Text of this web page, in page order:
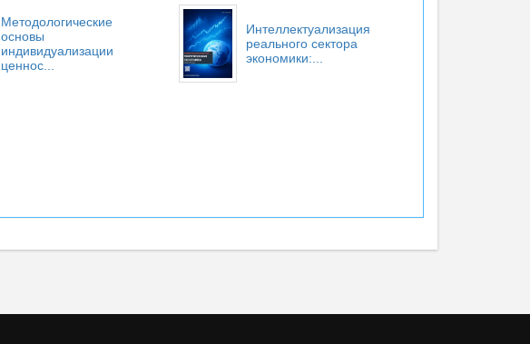
Методологические
основы
индивидуализации
ценнос...
Интеллектуализация
реального сектора
экономики:...